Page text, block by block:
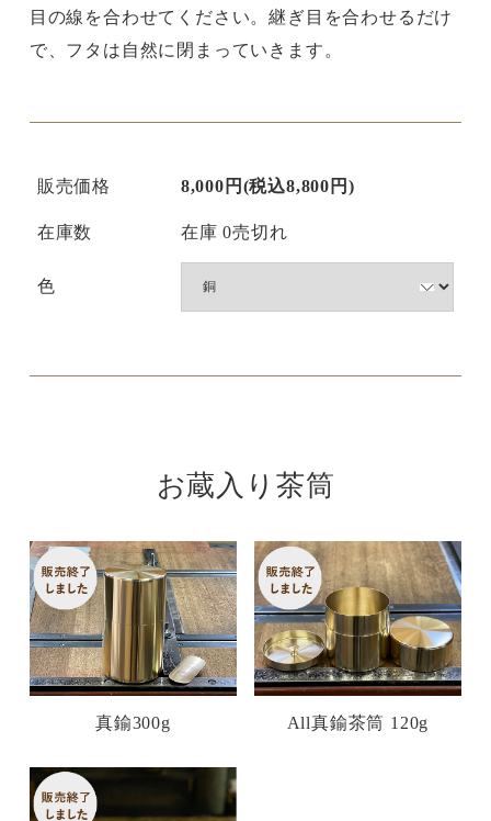
目の線を合わせてください。継ぎ目を合わせるだけ
で、フタは自然に閉まっていきます。
販売価格 8,000円(税込8,800円)
在庫数 在庫 0売切れ
色
お蔵入り茶筒
真鍮300g All真鍮茶筒 120g